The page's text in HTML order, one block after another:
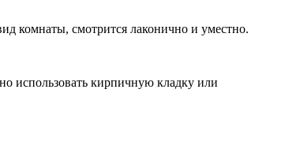
комнаты, смотрится лаконично и уместно.
использовать кирпичную кладку или